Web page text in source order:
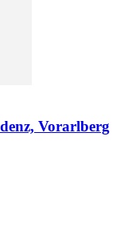
Vorarlberg